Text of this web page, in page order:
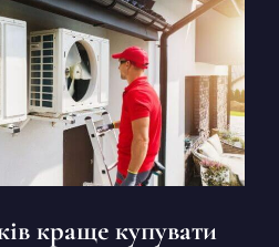
краще купувати